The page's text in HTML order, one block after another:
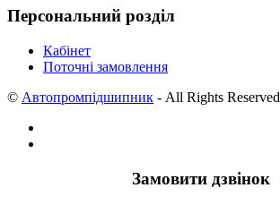
Персональний розділ
Кабінет
Поточні замовлення
© Автопромпідшипник - All Rights Reserved
Замовити дзвінок